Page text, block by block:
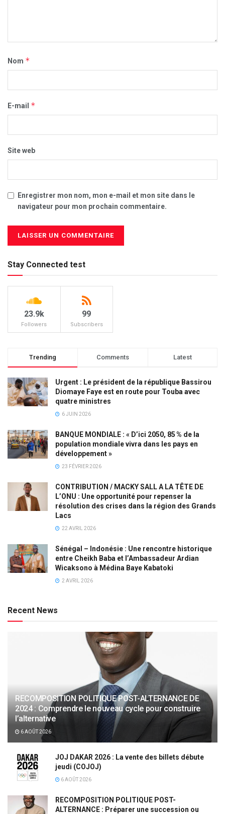
Nom *
E-mail *
Site web
Enregistrer mon nom, mon e-mail et mon site dans le
navigateur pour mon prochain commentaire.
Stay Connected test
23.9k
Followers
99
Subscribers
Trending Comments Latest
Urgent : Le président de la république Bassirou
Diomaye Faye est en route pour Touba avec
quatre ministres
6 JUIN 2026
BANQUE MONDIALE : « D’ici 2050, 85 % de la
population mondiale vivra dans les pays en
développement »
23 FÉVRIER 2026
CONTRIBUTION / MACKY SALL A LA TÊTE DE
L’ONU : Une opportunité pour repenser la
résolution des crises dans la région des Grands
Lacs
22 AVRIL 2026
Sénégal – Indonésie : Une rencontre historique
entre Cheikh Baba et l’Ambassadeur Ardian
Wicaksono à Médina Baye Kabatoki
2 AVRIL 2026
Recent News
RECOMPOSITION POLITIQUE POST-ALTERNANCE DE
2024 : Comprendre le nouveau cycle pour construire
l’alternative
6 AOÛT 2026
JOJ DAKAR 2026 : La vente des billets débute
jeudi (COJOJ)
6 AOÛT 2026
RECOMPOSITION POLITIQUE POST-
ALTERNANCE : Préparer une succession ou